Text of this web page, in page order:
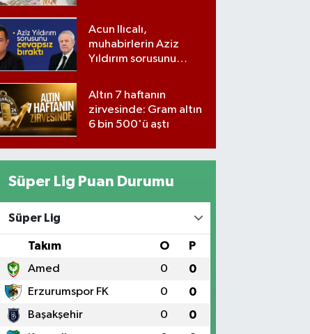
kilolarla altın
Acun Ilıcalı,
muhabirlerin Aziz
Yıldırım sorusunu
Altın 7 haftanın
zirvesinde: Gram altın
6 bin 500'ü aştı
Süper Lig Puan Durumu
Süper Lig
Takım O P
Amed 0 0
Erzurumspor FK 0 0
Başakşehir 0 0